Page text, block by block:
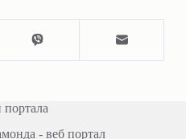
- веб портал